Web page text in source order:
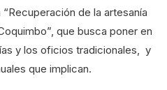
de la artesanía
que busca poner en
y los oficios tradicionales, y
que implican.